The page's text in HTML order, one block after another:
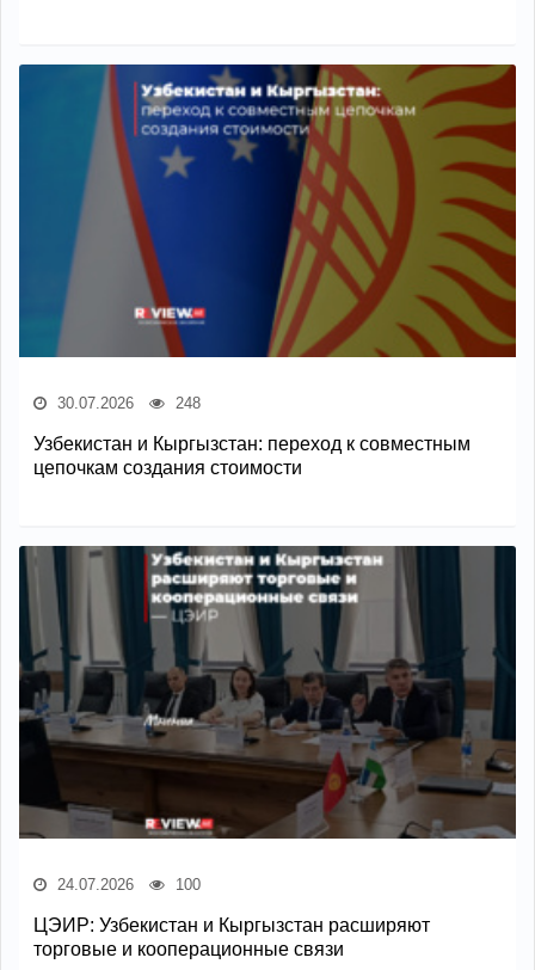
30.07.2026 248
Узбекистан и Кыргызстан: переход к совместным
цепочкам создания стоимости
24.07.2026 100
ЦЭИР: Узбекистан и Кыргызстан расширяют
торговые и кооперационные связи